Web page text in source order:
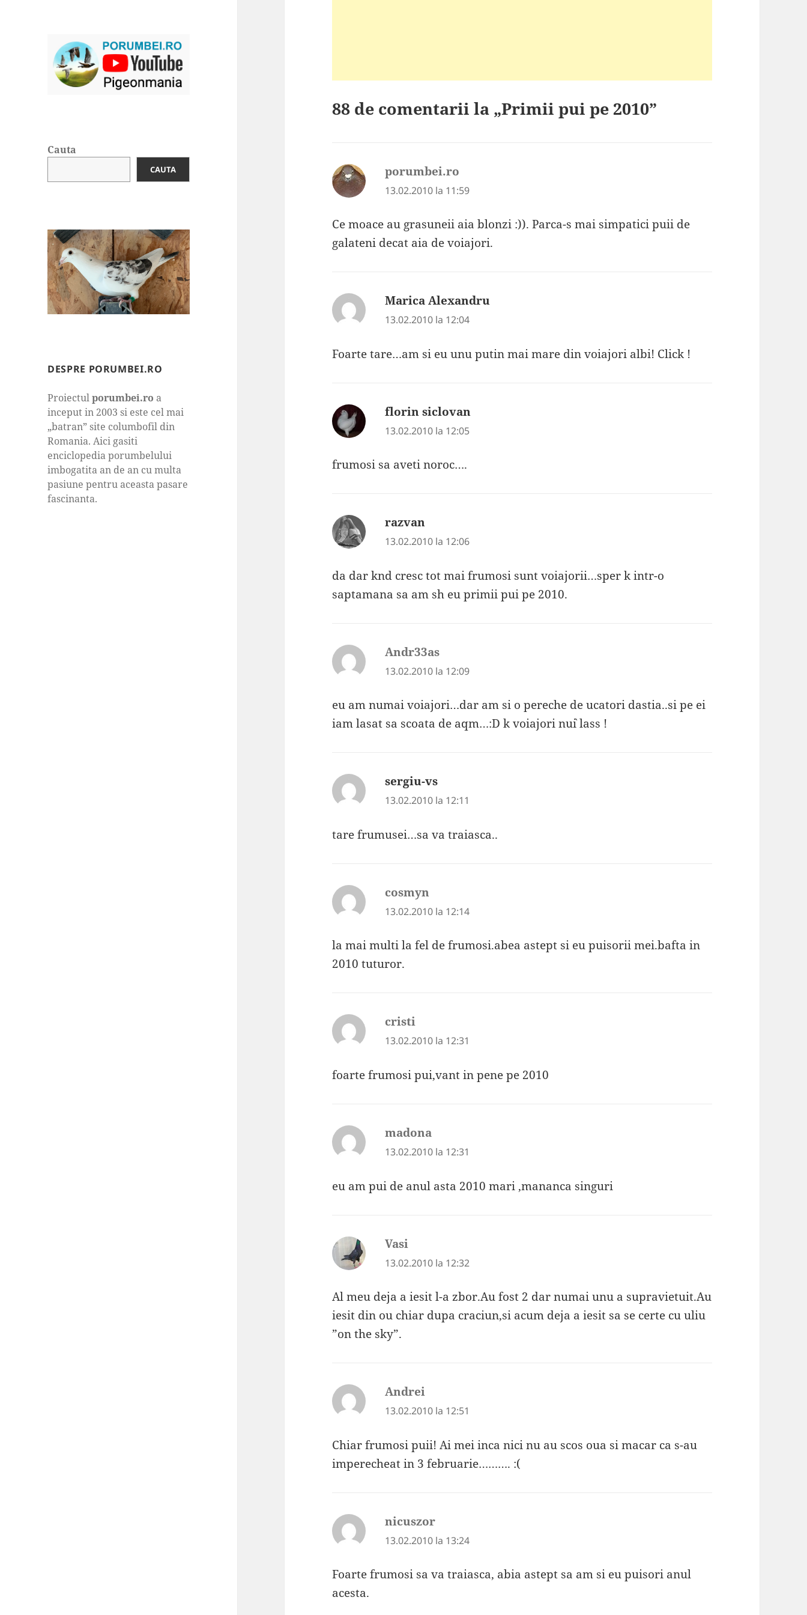
Cauta
CAUTA
DESPRE PORUMBEI.RO
Proiectulporumbei.ro a
inceput in 2003 si este cel mai
„batran” site columbofil din
Romania. Aici gasiti
enciclopedia porumbelului
imbogatita an de an cu multa
pasiune pentru aceasta pasare
fascinanta.
88 de comentarii la „Primii pui pe 2010”
porumbei.ro
13.02.2010 la 11:59
Ce moace au grasuneii aia blonzi :)). Parca-s mai simpatici puii de
galateni decat aia de voiajori.
Marica Alexandru
13.02.2010 la 12:04
Foarte tare…am si eu unu putin mai mare din voiajori albi! Click !
florin siclovan
13.02.2010 la 12:05
frumosi sa aveti noroc….
razvan
13.02.2010 la 12:06
da dar knd cresc tot mai frumosi sunt voiajorii…sper k intr-o
saptamana sa am sh eu primii pui pe 2010.
Andr33as
13.02.2010 la 12:09
eu am numai voiajori…dar am si o pereche de ucatori dastia..si pe ei
iam lasat sa scoata de aqm…:D k voiajori nu`i lass !
sergiu-vs
13.02.2010 la 12:11
tare frumusei…sa va traiasca..
cosmyn
13.02.2010 la 12:14
la mai multi la fel de frumosi.abea astept si eu puisorii mei.bafta in
2010 tuturor.
cristi
13.02.2010 la 12:31
foarte frumosi pui,vant in pene pe 2010
madona
13.02.2010 la 12:31
eu am pui de anul asta 2010 mari ,mananca singuri
Vasi
13.02.2010 la 12:32
Al meu deja a iesit l-a zbor.Au fost 2 dar numai unu a supravietuit.Au
iesit din ou chiar dupa craciun,si acum deja a iesit sa se certe cu uliu
”on the sky”.
Andrei
13.02.2010 la 12:51
Chiar frumosi puii! Ai mei inca nici nu au scos oua si macar ca s-au
imperecheat in 3 februarie………. :(
nicuszor
13.02.2010 la 13:24
Foarte frumosi sa va traiasca, abia astept sa am si eu puisori anul
acesta.